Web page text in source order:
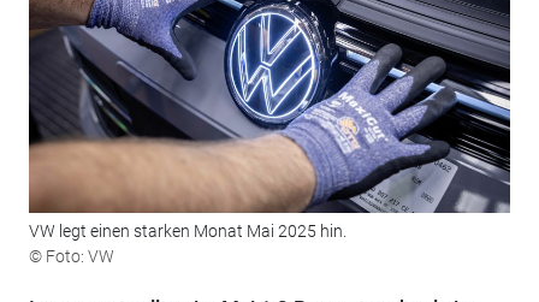
VW legt einen starken Monat Mai 2025 hin.
© Foto: VW